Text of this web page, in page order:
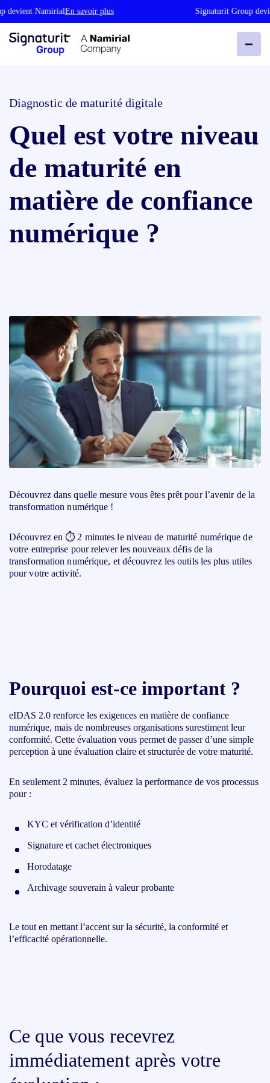
NamirialEn savoir plus Signaturit Group
Diagnostic de maturité digitale
Quel est votre niveau
de maturité en
matière de confiance
numérique ?
Découvrez dans quelle mesure vous êtes prêt pour l’avenir de la
transformation numérique !
Découvrez en⏱ 2 minutes le niveau de maturité numérique de
votre entreprise pour relever lesnouveaux défis de la
transformation numérique, et découvrez les outils les plus utiles
pour votre activité.
Pourquoi est-ce important ?
eIDAS 2.0 renforce les exigences en matière de confiance
numérique, mais de nombreuses organisations surestiment leur
conformité. Cette évaluation vous permet de passer d’une simple
perception à une évaluation claire et structurée de votre maturité.
En seulement2 minutes, évaluez la performance de vos processus
pour :
KYC et vérification d’identité
Signature et cachet électroniques
Horodatage
Archivage souverain à valeur probante
Le tout en mettant l’accent sur la sécurité, la conformité et
l’efficacité opérationnelle.
Ce que vous recevrez
immédiatement après votre